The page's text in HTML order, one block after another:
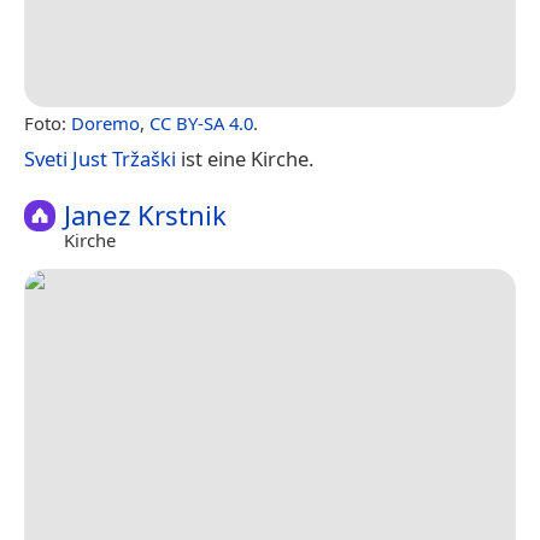
Foto: Doremo, CC BY-SA 4.0.
Sveti Just Tržaški ist eine Kirche.
Janez Krstnik
Kirche